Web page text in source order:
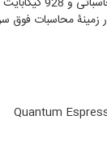
محاسبات فوق
Quantum